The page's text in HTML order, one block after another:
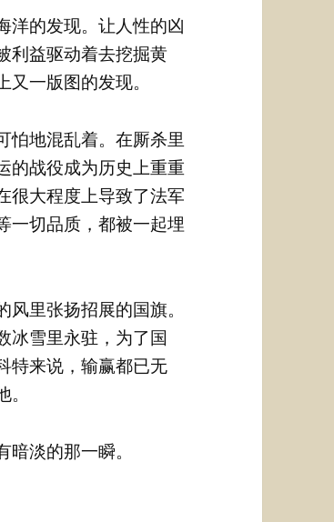
洋的发现。让人性的凶
利益驱动着去挖掘黄
一版图的发现。
怕地混乱着。在厮杀里
的战役成为历史上重重
很大程度上导致了法军
一切品质，都被一起埋
里张扬招展的国旗。
冰雪里永驻，为了国
特来说，输赢都已无
淡的那一瞬。